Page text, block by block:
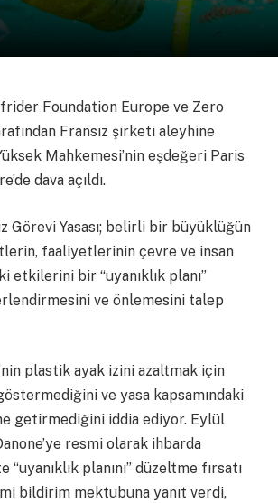
Foundation Europe ve Zero
Fransız şirketi aleyhine
Mahkemesi’nin eşdeğeri Paris
dava açıldı.
Görevi Yasası; belirli bir büyüklüğün
faaliyetlerinin çevre ve insan
etkilerini bir “uyanıklık planı”
ve önlemesini talep
plastik ayak izini azaltmak için
ve yasa kapsamındaki
getirmediğini iddia ediyor. Eylül
resmi olarak ihbarda
planını” düzeltme fırsatı
bildirim mektubuna yanıt verdi,